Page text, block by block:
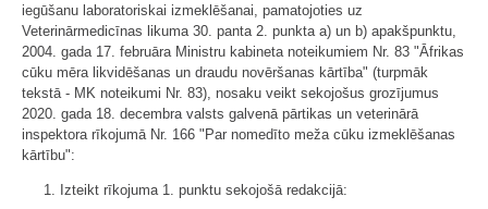
iegūšanu laboratoriskai izmeklēšanai, pamatojoties uz
Veterinārmedicīnas likuma 30. panta 2. punkta a) un b) apakšpunktu,
2004. gada 17. februāra Ministru kabineta noteikumiem Nr. 83 "Āfrikas
cūku mēra likvidēšanas un draudu novēršanas kārtība" (turpmāk
tekstā - MK noteikumi Nr. 83), nosaku veikt sekojošus grozījumus
2020. gada 18. decembra valsts galvenā pārtikas un veterinārā
inspektora rīkojumā Nr. 166 "Par nomedīto meža cūku izmeklēšanas
kārtību":
1. Izteikt rīkojuma 1. punktu sekojošā redakcijā: